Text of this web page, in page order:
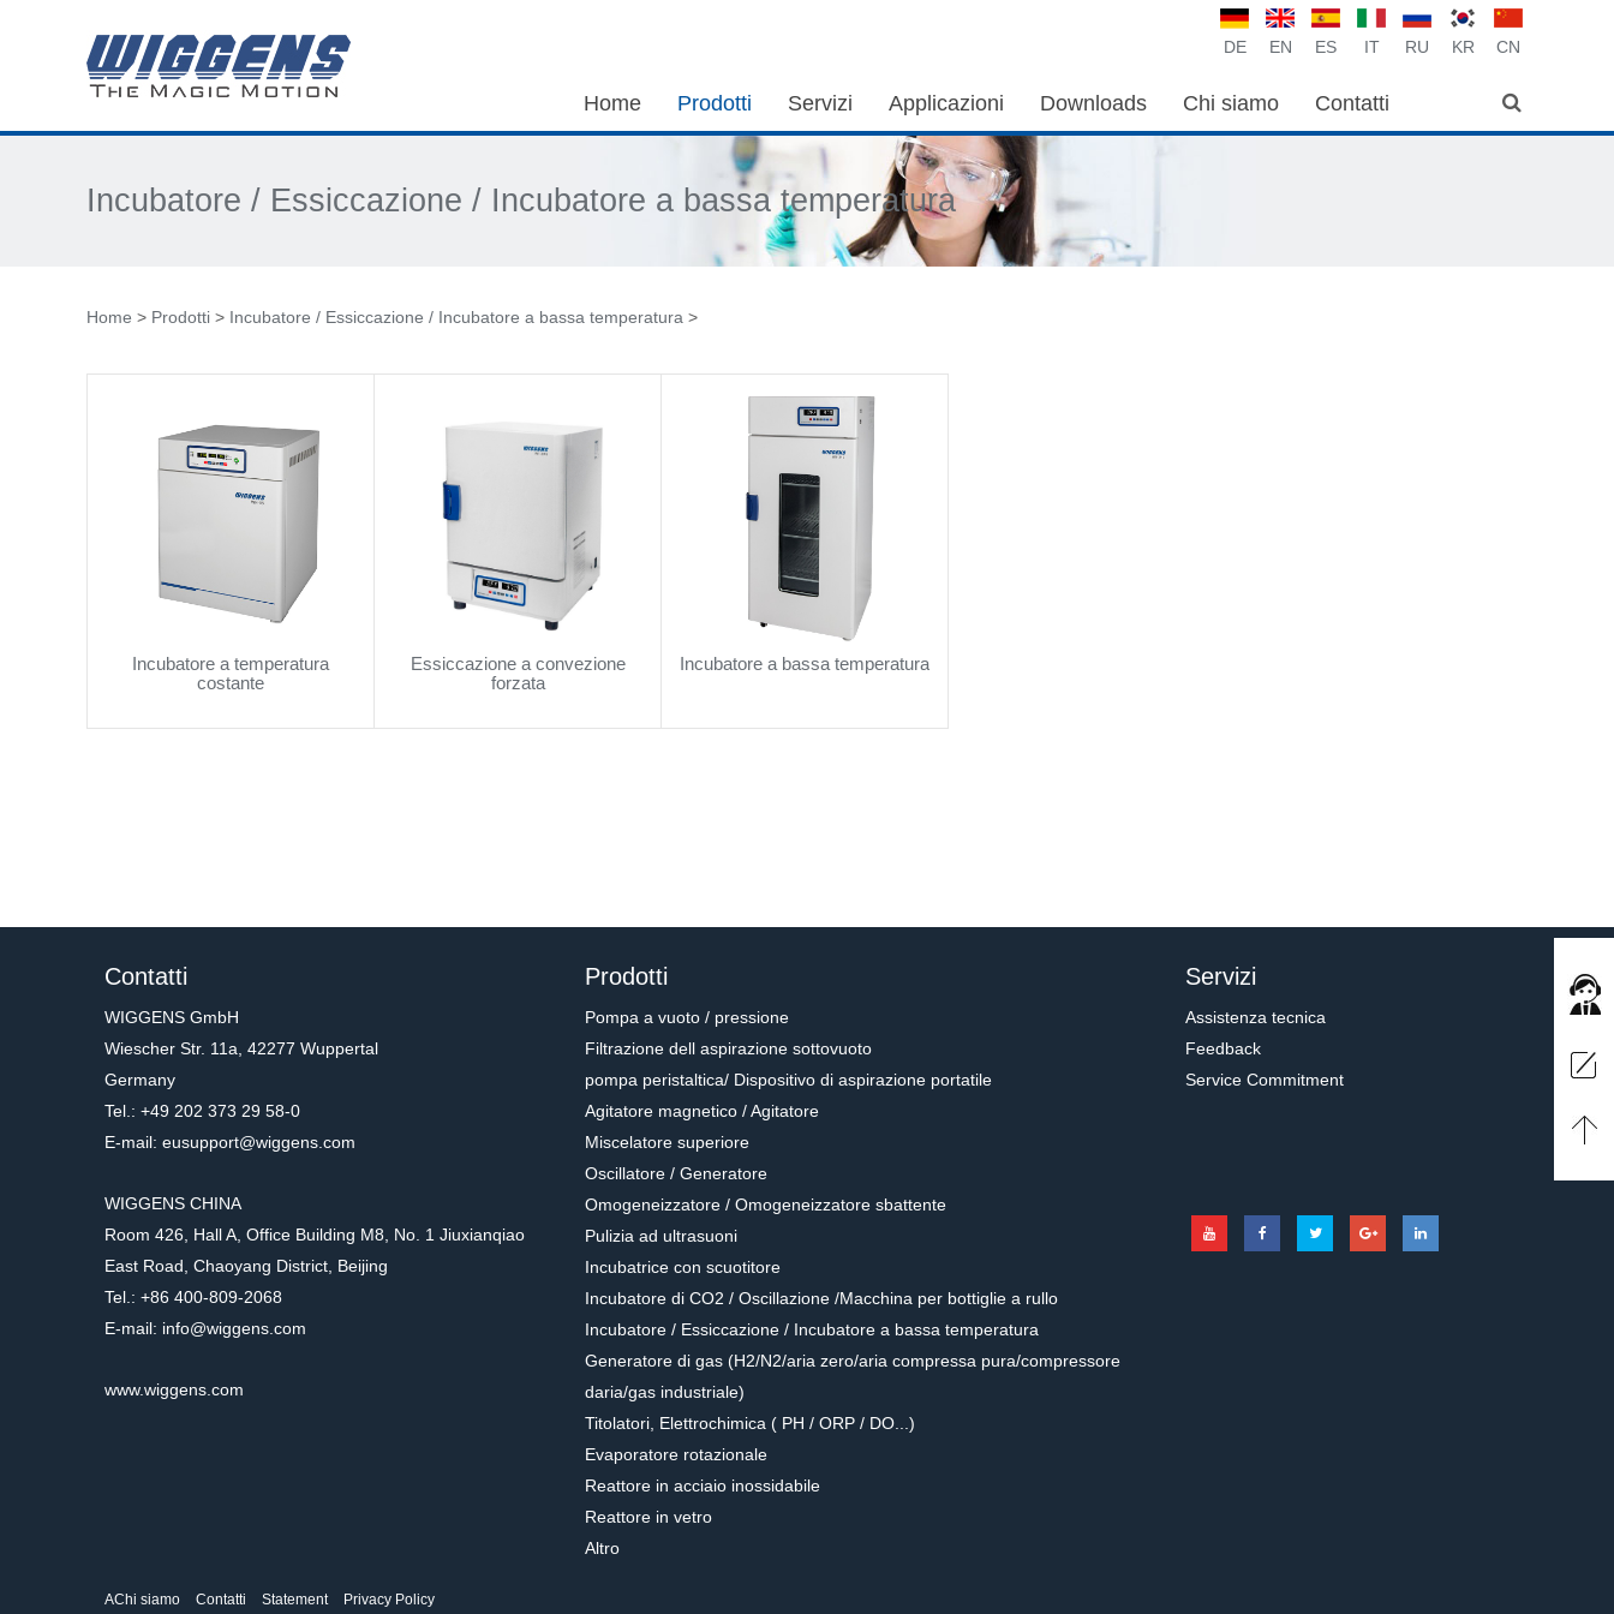
DE EN ES IT RU KR CN
Home Prodotti Servizi Applicazioni Downloads Chi siamo Contatti
Incubatore / Essiccazione / Incubatore a bassa temperatura
Home > Prodotti > Incubatore / Essiccazione / Incubatore a bassa temperatura >
Incubatore a temperatura
costante
Essiccazione a convezione
forzata
Incubatore a bassa temperatura
Contatti
WIGGENS GmbH
Wiescher Str. 11a, 42277 Wuppertal
Germany
Tel.: +49 202 373 29 58-0
E-mail: eusupport@wiggens.com
WIGGENS CHINA
Room 426, Hall A, Office Building M8, No. 1 Jiuxianqiao
East Road, Chaoyang District, Beijing
Tel.: +86 400-809-2068
E-mail: info@wiggens.com
www.wiggens.com
Prodotti
Pompa a vuoto / pressione
Filtrazione dell aspirazione sottovuoto
pompa peristaltica/ Dispositivo di aspirazione portatile
Agitatore magnetico / Agitatore
Miscelatore superiore
Oscillatore / Generatore
Omogeneizzatore / Omogeneizzatore sbattente
Pulizia ad ultrasuoni
Incubatrice con scuotitore
Incubatore di CO2 / Oscillazione /Macchina per bottiglie a rullo
Incubatore / Essiccazione / Incubatore a bassa temperatura
Generatore di gas (H2/N2/aria zero/aria compressa pura/compressore
daria/gas industriale)
Titolatori, Elettrochimica ( PH / ORP / DO...)
Evaporatore rotazionale
Reattore in acciaio inossidabile
Reattore in vetro
Altro
Servizi
Assistenza tecnica
Feedback
Service Commitment
AChi siamo Contatti Statement Privacy Policy